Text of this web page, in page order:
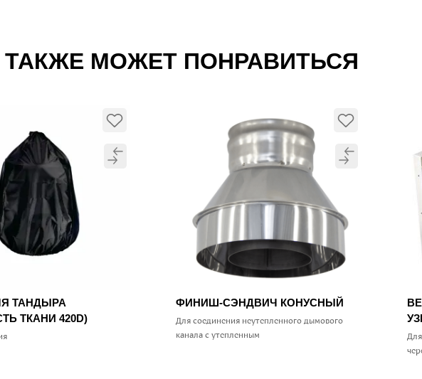
МОЖЕТ ПОНРАВИТЬСЯ
ТАНДЫРА
ТКАНИ 420D)
ФИНИШ-СЭНДВИЧ КОНУСНЫЙ
Для соединения неутепленного дымового
канала с утепленным